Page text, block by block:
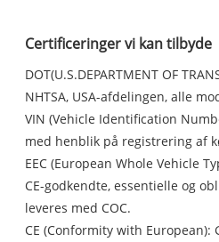
Certificeringer vi kan tilbyde
DOT(U.S.DEPARTMENT OF
NHTSA, USA-afdelingen, alle
VIN (Vehicle Identification
med henblik på registrering af
EEC (European Whole Vehicle
CE-godkendte, essentielle og
leveres med COC.
CE (Conformity with